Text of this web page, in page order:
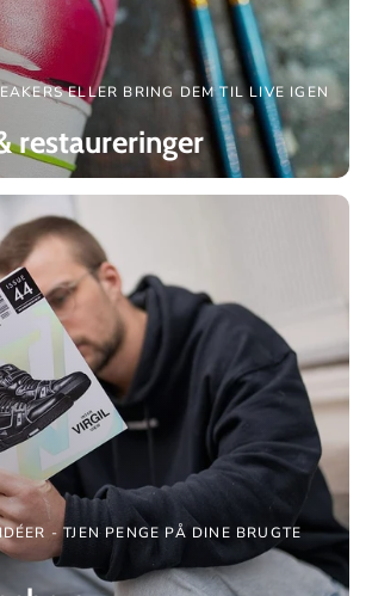
ELLER BRING DEM TIL LIVE IGEN
restaureringer
- TJEN PENGE PÅ DINE BRUGTE